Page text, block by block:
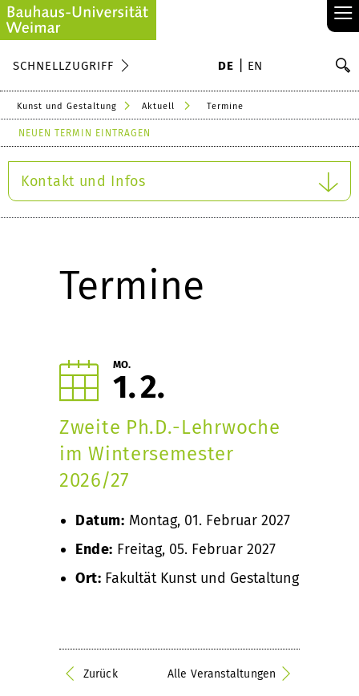
≡
SCHNELLZUGRIFF DE EN
Kunst und Gestaltung Aktuell Termine
NEUEN TERMIN EINTRAGEN
Kontakt und Infos
Termine
MO.
1 2
Zweite Ph.D.-Lehrwoche
im Wintersemester
2026/27
Datum: Montag, 01. Februar 2027
Ende: Freitag, 05. Februar 2027
Ort: Fakultät Kunst und Gestaltung
Zurück Alle Veranstaltungen